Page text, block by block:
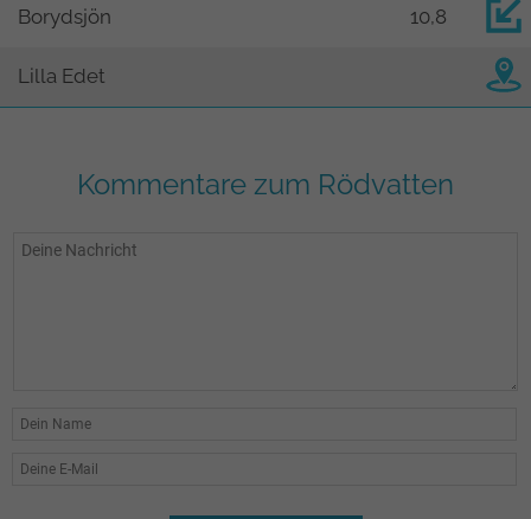
Borydsjön 10,8
Lilla Edet
Kommentare zum Rödvatten